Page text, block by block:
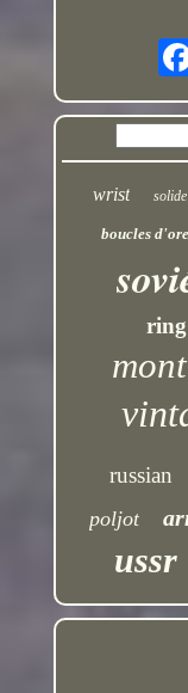
wrist solide
boucles
ring
russian
poljot
ussr